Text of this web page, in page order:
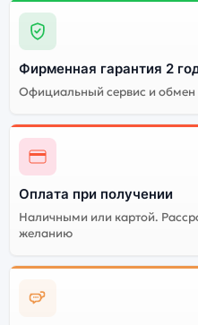
Фирменная гарантия 2
Официальный сервис и обмен
Оплата при получении
Наличными или картой.
желанию